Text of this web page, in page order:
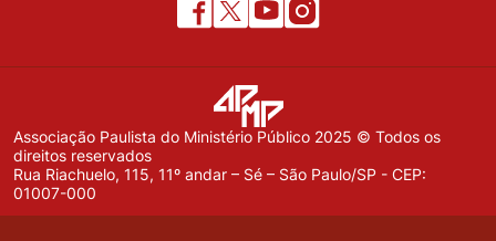
Associação Paulista do Ministério Público 2025 © Todos os
direitos reservados
Rua Riachuelo, 115, 11º andar – Sé – São Paulo/SP - CEP:
01007-000